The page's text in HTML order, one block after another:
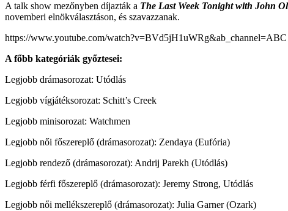
A talk show mezőnyben díjazták a The Last Week Tonight with John
novemberi elnökválasztáson, és szavazzanak.
https://www.youtube.com/watch?v=BVd5jH1uWRg&ab_channel=ABC
A főbb kategóriák győztesei:
Legjobb drámasorozat: Utódlás
Legjobb vígjátéksorozat: Schitt’s Creek
Legjobb minisorozat: Watchmen
Legjobb női főszereplő (drámasorozat): Zendaya (Eufória)
Legjobb rendező (drámasorozat): Andrij Parekh (Utódlás)
Legjobb férfi főszereplő (drámasorozat): Jeremy Strong, Utódlás
Legjobb női mellékszereplő (drámasorozat): Julia Garner (Ozark)